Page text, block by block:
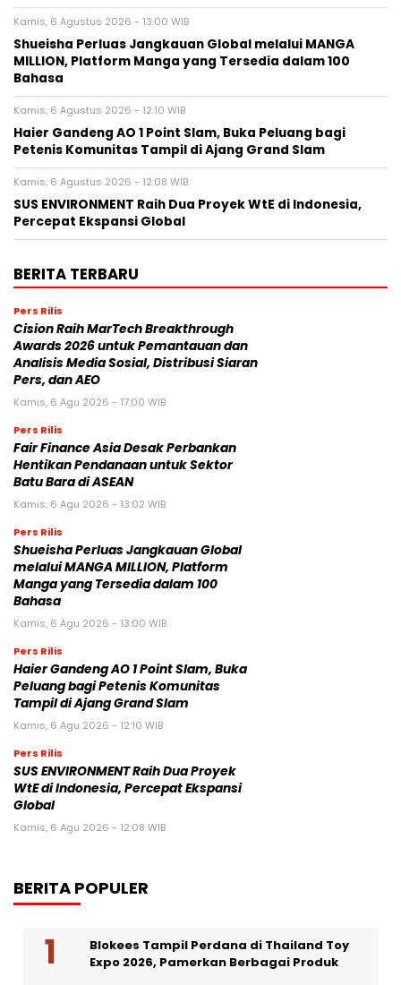
Kamis, 6 Agustus 2026 - 13:00 WIB
Shueisha Perluas Jangkauan Global melalui MANGA
MILLION, Platform Manga yang Tersedia dalam 100
Bahasa
Kamis, 6 Agustus 2026 - 12:10 WIB
Haier Gandeng AO 1 Point Slam, Buka Peluang bagi
Petenis Komunitas Tampil di Ajang Grand Slam
Kamis, 6 Agustus 2026 - 12:08 WIB
SUS ENVIRONMENT Raih Dua Proyek WtE di Indonesia,
Percepat Ekspansi Global
BERITA TERBARU
Pers Rilis
Cision Raih MarTech Breakthrough
Awards 2026 untuk Pemantauan dan
Analisis Media Sosial, Distribusi Siaran
Pers, dan AEO
Kamis, 6 Agu 2026 - 17:00 WIB
Pers Rilis
Fair Finance Asia Desak Perbankan
Hentikan Pendanaan untuk Sektor
Batu Bara di ASEAN
Kamis, 6 Agu 2026 - 13:02 WIB
Pers Rilis
Shueisha Perluas Jangkauan Global
melalui MANGA MILLION, Platform
Manga yang Tersedia dalam 100
Bahasa
Kamis, 6 Agu 2026 - 13:00 WIB
Pers Rilis
Haier Gandeng AO 1 Point Slam, Buka
Peluang bagi Petenis Komunitas
Tampil di Ajang Grand Slam
Kamis, 6 Agu 2026 - 12:10 WIB
Pers Rilis
SUS ENVIRONMENT Raih Dua Proyek
WtE di Indonesia, Percepat Ekspansi
Global
Kamis, 6 Agu 2026 - 12:08 WIB
BERITA POPULER
Blokees Tampil Perdana di Thailand Toy
Expo 2026, Pamerkan Berbagai Produk